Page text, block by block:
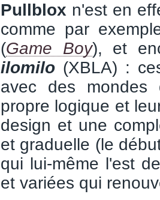
Pullblox n'est en
comme par
(Game Boy), et
ilomilo (XBLA) :
avec des mondes
propre logique et
design et une
et graduelle (le
qui lui-même l'est
et variées qui